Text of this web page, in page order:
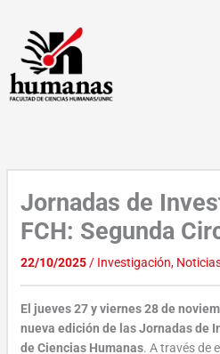
contenido
Jornadas de
FCH: Segunda
22/10/2025/ Investigación,
El jueves 27 y viernes 28 de
nueva edición de las Jornadas de
de Ciencias Humanas. A través de